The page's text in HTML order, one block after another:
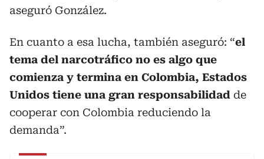
aseguró González.
En cuanto a esa lucha, también aseguró: “el
tema del narcotráfico no es algo que
comienza y termina en Colombia, Estados
Unidos tiene una gran responsabilidad de
cooperar con Colombia reduciendo la
demanda”.